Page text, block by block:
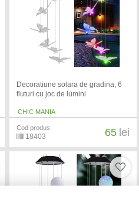
Decoratiune solara de gradina, 6
fluturi cu joc de lumini
CHIC MANIA
Cod produs
18403 65 lei